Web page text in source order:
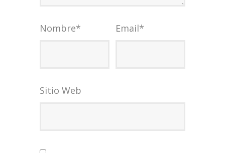
Nombre* Email*
Sitio Web